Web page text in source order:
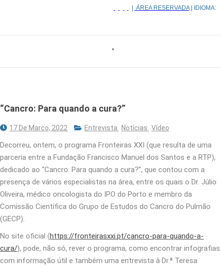
ÁREA RESERVADA| IDIOMA:
“Cancro: Para quando a cura?”
17 De Março, 2022 Entrevista Notícias Vídeo
Decorreu, ontem, o programa Fronteiras XXI (que resulta de uma
parceria entre a Fundação Francisco Manuel dos Santos e a RTP),
dedicado ao “Cancro: Para quando a cura?”, que contou com a
presença de vários especialistas na área, entre os quais o Dr. Júlio
Oliveira, médico oncologista do IPO do Porto e membro da
Comissão Científica do Grupo de Estudos do Cancro do Pulmão
(GECP).
No site oficial (https://fronteirasxxi.pt/cancro-para-quando-a-
cura/), pode, não só, rever o programa, como encontrar infografias
com informação útil e também uma entrevista à Dr.ª Teresa